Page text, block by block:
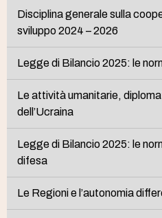
Disciplina generale sulla
sviluppo 2024 – 2026
Legge di Bilancio 2025: le
Le attività umanitarie,
dell’Ucraina
Legge di Bilancio 2025: le
difesa
Le Regioni e l’autonomia